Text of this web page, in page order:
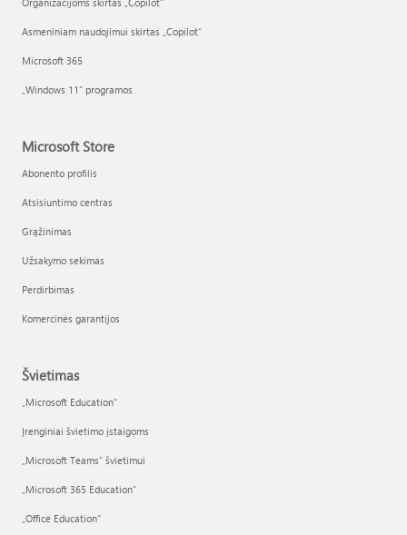
Asmeniniam naudojimui skirtas „Copilot“
Microsoft 365
„Windows 11“ programos
Microsoft Store
Abonento profilis
Atsisiuntimo centras
Grąžinimas
Užsakymo sekimas
Perdirbimas
Komercinės garantijos
Švietimas
„Microsoft Education“
Įrenginiai švietimo įstaigoms
„Microsoft Teams“ švietimui
„Microsoft 365 Education“
„Office Education“